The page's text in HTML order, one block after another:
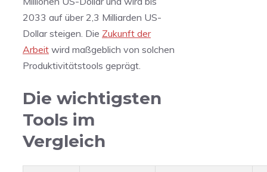
2033 auf über 2,3 Milliarden US-
Dollar steigen. Die Zukunft der
Arbeit wird maßgeblich von solchen
Produktivitätstools geprägt.
Die wichtigsten
Tools im
Vergleich